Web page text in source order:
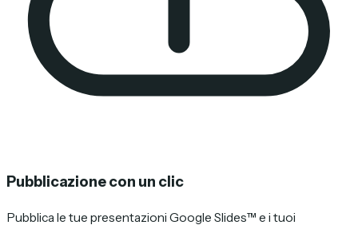
Pubblicazione con un clic
Pubblica le tue presentazioni Google Slides™ e i tuoi